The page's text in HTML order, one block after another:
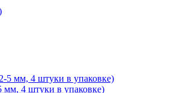
мм, 4 штуки в упаковке)